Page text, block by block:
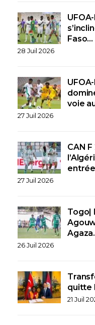
Faso…
28 Juil 2026
voie
27 Juil 2026
CAN
27 Juil 2026
Togo|
26 Juil 2026
quitte
21 Juil